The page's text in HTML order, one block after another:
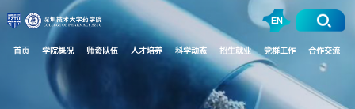
首页 学院概况 师资队伍 人才培养 科学动态 招生就业 党群工作 合作交流
EN